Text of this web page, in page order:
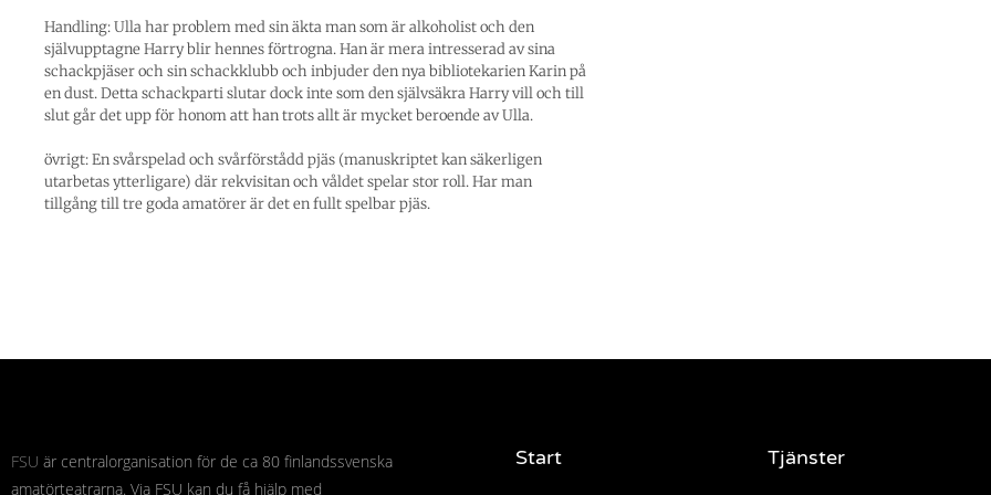
Handling: Ulla har problem med sin äkta man som är alkoholist och den
självupptagne Harry blir hennes förtrogna. Han är mera intresserad av sina
schackpjäser och sin schackklubb och inbjuder den nya bibliotekarien Karin på
en dust. Detta schackparti slutar dock inte som den självsäkra Harry vill och till
slut går det upp för honom att han trots allt är mycket beroende av Ulla.
övrigt: En svårspelad och svårförstådd pjäs (manuskriptet kan säkerligen
utarbetas ytterligare) där rekvisitan och våldet spelar stor roll. Har man
tillgång till tre goda amatörer är det en fullt spelbar pjäs.
FSU är centralorganisation för de ca 80 finlandssvenska
amatörteatrarna. Via FSU kan du få hjälp med
Start Tjänster